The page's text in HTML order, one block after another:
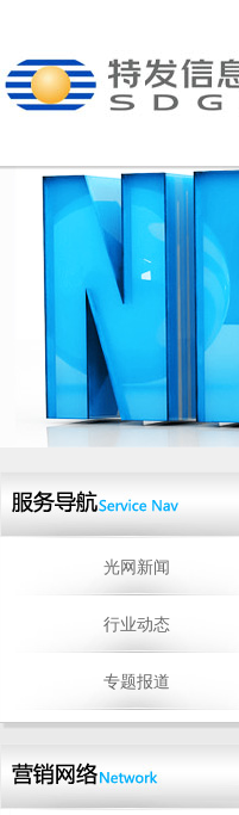
光网新闻
行业动态
专题报道